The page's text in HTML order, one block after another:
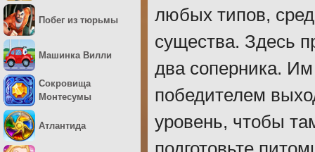
любых типов,
существа. Здесь
два соперника.
победителем
уровень, чтобы
Побег из тюрьмы
Машинка Вилли
Сокровища
Монтесумы
Атлантида